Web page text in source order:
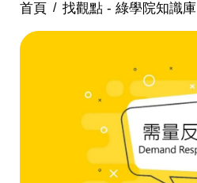
首頁 找觀點 - 綠學院知識庫